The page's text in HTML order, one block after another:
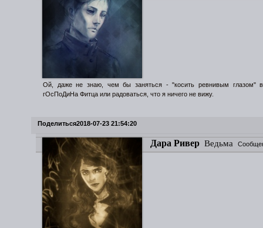
Ой, даже не знаю, чем бы заняться - "косить ревнивым глазом" в
гОсПоДиНа Фитца или радоваться, что я ничего не вижу.
Поделиться2018-07-23 21:54:20
Дара Ривер Ведьма